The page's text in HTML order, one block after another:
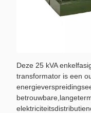
Deze 25 kVA
transformator is een